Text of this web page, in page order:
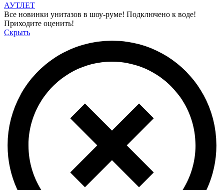
АУТЛЕТ
Все новинки унитазов в шоу-руме! Подключено к воде!
Приходите оценить!
Скрыть